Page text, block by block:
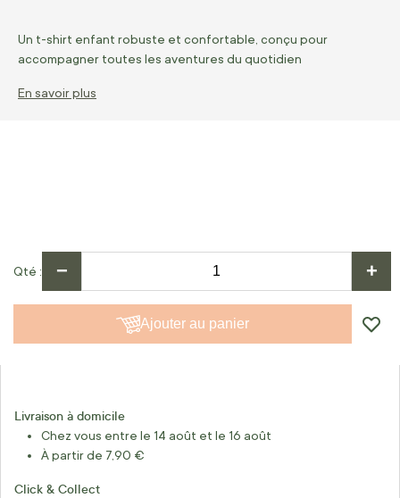
Un t-shirt enfant robuste et confortable, conçu pour
accompagner toutes les aventures du quotidien
En savoir plus
Qté − +
Ajouter au panier
Livraison à domicile
Chez vous entre le 14 août et le 16 août
À partir de 7,90 €
Click & Collect